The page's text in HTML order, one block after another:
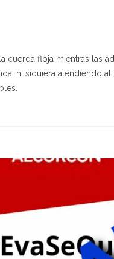
cuerda floja mientras las
ni siquiera atendiendo